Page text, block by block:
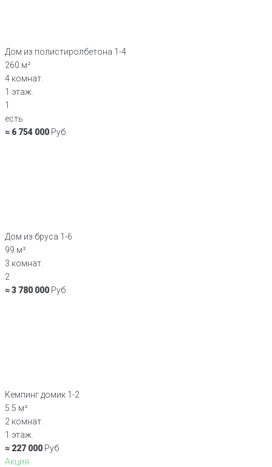
Дом из полистиролбетона 1-4
260 м²
4 комнат.
1 этаж.
1
есть
≈ 6 754 000 Руб
Дом из бруса 1-6
99 м²
3 комнат.
2
≈ 3 780 000 Руб
Кемпинг домик 1-2
5.5 м²
2 комнат.
1 этаж.
≈ 227 000 Руб
Акция